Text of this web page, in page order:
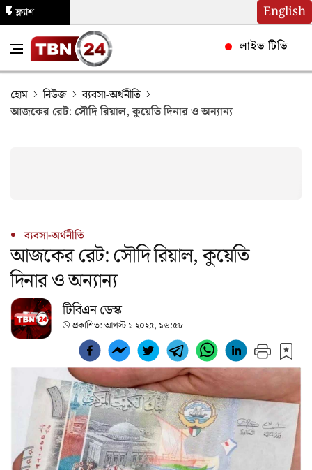
English
ফ্ল্যাশ
লাইভ টিভি
হোম নিউজ
ব্যবসা-অর্থনীতি
আজকের রেট: সৌদি রিয়াল, কুয়েতি দিনার ও অন্যান্য
ব্যবসা-অর্থনীতি
আজকের রেট: সৌদি রিয়াল, কুয়েতি
দিনার ও অন্যান্য
টিবিএন ডেস্ক
প্রকাশিত:আগস্ট ১ ২০২৫, ১৬:৫৮